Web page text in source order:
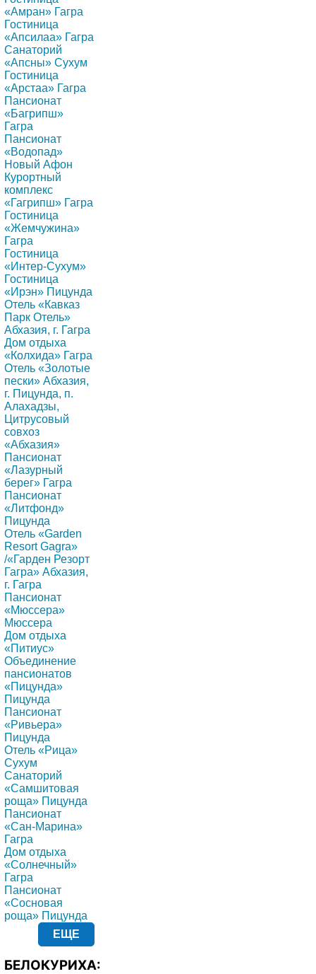
«Амран» Гагра
Гостиница
«Апсилаа» Гагра
Санаторий
«Апсны» Сухум
Гостиница
«Арстаа» Гагра
Пансионат
«Багрипш»
Гагра
Пансионат
«Водопад»
Новый Афон
Курортный
комплекс
«Гагрипш» Гагра
Гостиница
«Жемчужина»
Гагра
Гостиница
«Интер-Сухум»
Гостиница
«Ирэн» Пицунда
Отель «Кавказ
Парк Отель»
Абхазия, г. Гагра
Дом отдыха
«Колхида» Гагра
Отель «Золотые
пески» Абхазия,
г. Пицунда, п.
Алахадзы,
Цитрусовый
совхоз
«Абхазия»
Пансионат
«Лазурный
берег» Гагра
Пансионат
«Литфонд»
Пицунда
Отель «Garden
Resort Gagra»
/«Гарден Резорт
Гагра» Абхазия,
г. Гагра
Пансионат
«Мюссера»
Мюссера
Дом отдыха
«Питиус»
Объединение
пансионатов
«Пицунда»
Пицунда
Пансионат
«Ривьера»
Пицунда
Отель «Рица»
Сухум
Санаторий
«Самшитовая
роща» Пицунда
Пансионат
«Сан-Марина»
Гагра
Дом отдыха
«Солнечный»
Гагра
Пансионат
«Сосновая
роща» Пицунда
ЕЩЕ
БЕЛОКУРИХА: